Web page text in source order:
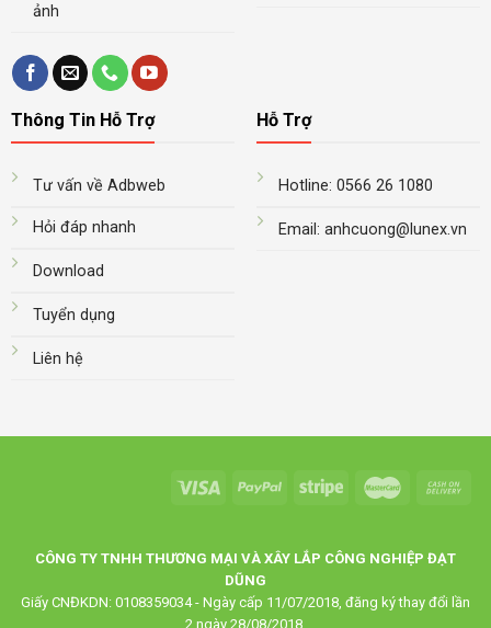
ảnh
Thông Tin Hỗ Trợ
Tư vấn về Adbweb
Hỏi đáp nhanh
Download
Tuyển dụng
Liên hệ
Hỗ Trợ
Hotline: 0566 26 1080
Email: anhcuong@lunex.vn
CÔNG TY TNHH THƯƠNG MẠI VÀ XÂY LẮP CÔNG NGHIỆP ĐẠT
DŨNG
Giấy CNĐKDN: 0108359034 - Ngày cấp 11/07/2018, đăng ký thay đổi lần
2 ngày 28/08/2018.